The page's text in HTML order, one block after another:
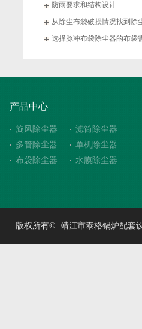
防雨要求和结构设计
从除尘布袋破损情况找到除
选择脉冲布袋除尘器的布袋
产品中心
旋风除尘器
多管除尘器
布袋除尘器
滤筒除尘器
单机除尘器
水膜除尘器
版权所有© 靖江市泰格锅炉配套